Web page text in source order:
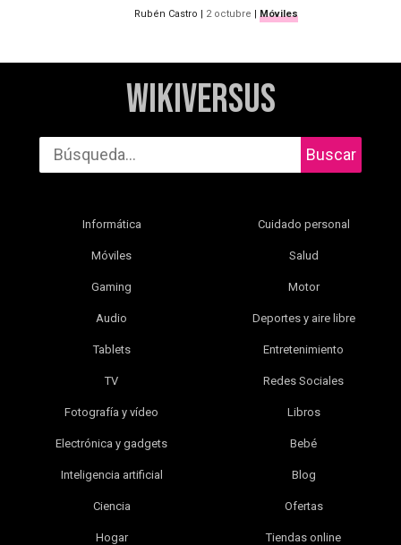
Rubén Castro | 2 octubre | Móviles
WikiVersus
Buscar
Informática
Móviles
Gaming
Audio
Tablets
TV
Fotografía y vídeo
Electrónica y gadgets
Inteligencia artificial
Ciencia
Hogar
Cuidado personal
Salud
Motor
Deportes y aire libre
Entretenimiento
Redes Sociales
Libros
Bebé
Blog
Ofertas
Tiendas online